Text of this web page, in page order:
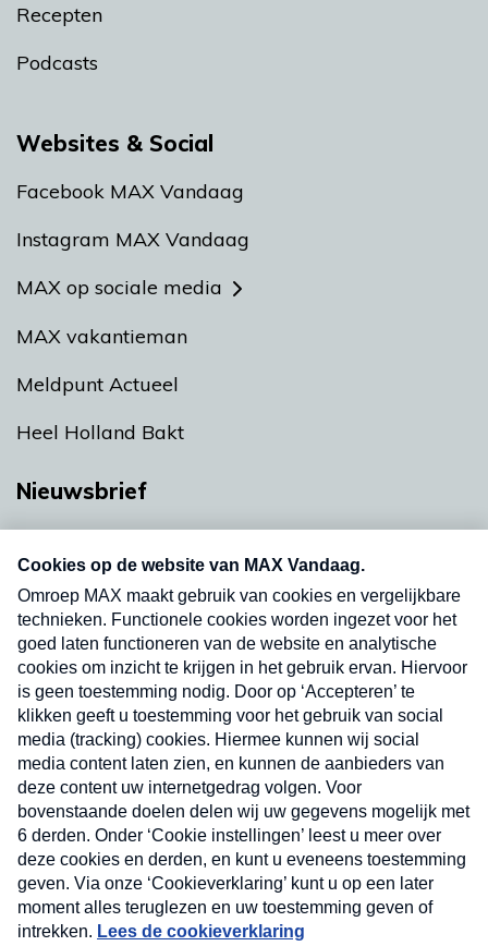
Recepten
Podcasts
Websites & Social
Facebook MAX Vandaag
Instagram MAX Vandaag
MAX op sociale media
MAX vakantieman
Meldpunt Actueel
Heel Holland Bakt
Nieuwsbrief
nieuwsbrief. Elke vrijdag- en dinsdagochtend in
uw mailbox.
Verzend
Nieuwsbrief
Neem hier een gratis abonnement op onze
nieuwsbrief. Elke vrijdag- en dinsdagochtend in uw